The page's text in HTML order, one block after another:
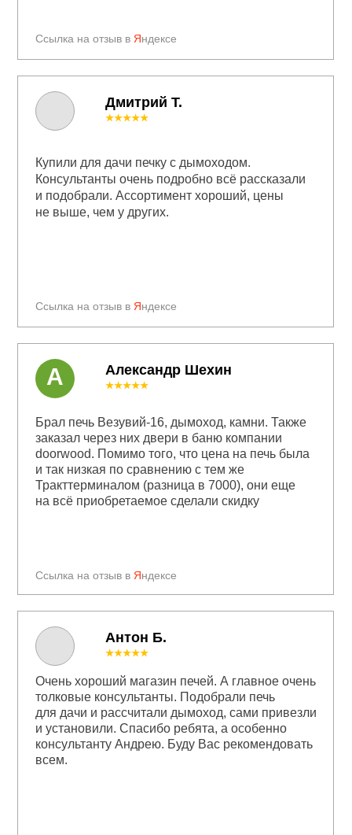
Ссылка на отзыв в Яндексе
Антон Б.
Ссылка на отзыв в Яндексе
★★★★★
Купили для дачи печку с дымоходом.
Консультанты очень подробно всё рассказали
и подобрали. Ассортимент хороший, цены
не выше, чем у других.
Александр Шехин
Ссылка на отзыв в Яндексе
★★★★★
Брал печь Везувий-16, дымоход, камни. Также
заказал через них двери в баню компании
doorwood. Помимо того, что цена на печь была
и так низкая по сравнению с тем же
Тракттерминалом (разница в 7000), они еще
на всё приобретаемое сделали скидку
А
Дмитрий Т.
★★★★★
Очень хороший магазин печей. А главное очень
толковые консультанты. Подобрали печь
для дачи и рассчитали дымоход, сами привезли
и установили. Спасибо ребята, а особенно
консультанту Андрею. Буду Вас рекомендовать
всем.